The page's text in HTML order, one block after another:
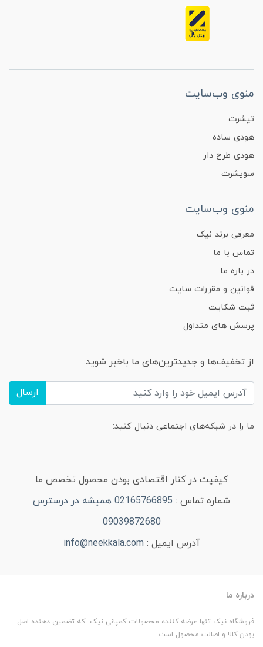
منوی وب‌سایت
تیشرت
هودی ساده
هودی طرح دار
سویشرت
منوی وب‌سایت
معرفی برند نیک
تماس با ما
در باره ما
قوانین و مقررات سایت
ثبت شکایت
پرسش های متداول
از تخفیف‌ها و جدیدترین‌های ما باخبر شوید:
ارسال
ما را در شبکه‌های اجتماعی دنبال کنید:
کیفیت در کنار اقتصادی بودن محصول تخصص ما
شماره تماس :
02165766895 همیشه در درسترس
09039872680
آدرس ایمیل : info@neekkala.com
درباره ما
فروشگاه نیک تنها عرضه کننده محصولات کمپانی نیک که تضمین دهنده اصل
بودن کالا و اصالت محصول است